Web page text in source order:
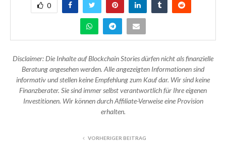
0
Disclaimer: Die Inhalte auf Blockchain Stories dürfen nicht als finanzielle
Beratung angesehen werden. Alle angezeigten Informationen sind
informativ und stellen keine Empfehlung zum Kauf dar. Wir sind keine
Finanzberater. Sie sind immer selbst verantwortlich für Ihre eigenen
Investitionen. Wir können durch Affiliate-Verweise eine Provision
erhalten.
VORHERIGER BEITRAG